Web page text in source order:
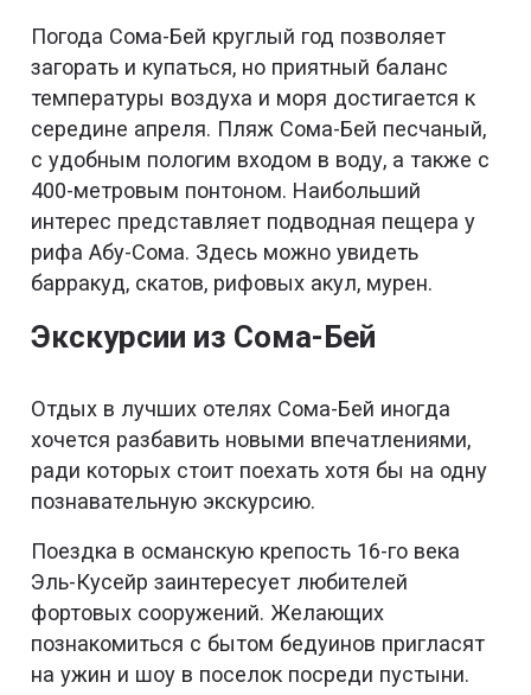
Погода Сома-Бей круглый год позволяет
загорать и купаться, но приятный баланс
температуры воздуха и моря достигается к
середине апреля. Пляж Сома-Бей песчаный,
с удобным пологим входом в воду, а также с
400-метровым понтоном. Наибольший
интерес представляет подводная пещера у
рифа Абу-Сома. Здесь можно увидеть
барракуд, скатов, рифовых акул, мурен.
Экскурсии из Сома-Бей
Отдых в лучших отелях Сома-Бей иногда
хочется разбавить новыми впечатлениями,
ради которых стоит поехать хотя бы на одну
познавательную экскурсию.
Поездка в османскую крепость 16-го века
Эль-Кусейр заинтересует любителей
фортовых сооружений. Желающих
познакомиться с бытом бедуинов пригласят
на ужин и шоу в поселок посреди пустыни.